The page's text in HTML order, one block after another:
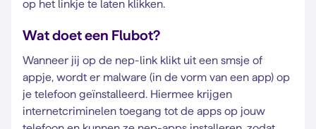
op het linkje te laten klikken.
Wat doet een Flubot?
Wanneer jij op de nep-link klikt uit een smsje of
appje, wordt er malware (in de vorm van een app) op
je telefoon geïnstalleerd. Hiermee krijgen
internetcriminelen toegang tot de apps op jouw